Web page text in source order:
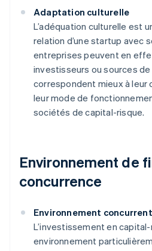
Adaptation culturelle
L’adéquation culturelle est
relation d’une startup avec
entreprises peuvent en
investisseurs ou sources
correspondent mieux à leur
leur mode de
sociétés de capital-risque.
Environnement de
concurrence
Environnement
L’investissement en
environnement